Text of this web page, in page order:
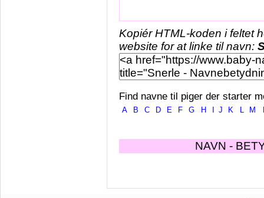
Kopiér HTML-koden i feltet
website for at linke til navn:
Find navne til piger der starter
A B C D E F G H J K L M
NAVN -